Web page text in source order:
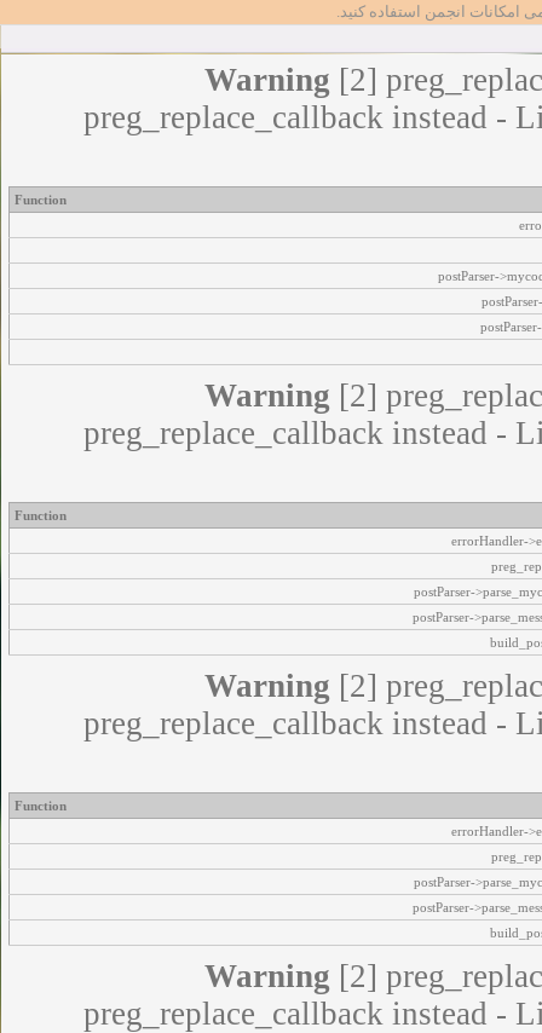
امکانات انجمن استفاده کنید.
Warning [2]
preg_replace_callback instead -
Function
postParser-
Warning [2]
preg_replace_callback instead -
Function
errorHandler-
postParser-
postParser-
Warning [2]
preg_replace_callback instead -
Function
errorHandler-
postParser-
postParser-
Warning [2]
preg_replace_callback instead -